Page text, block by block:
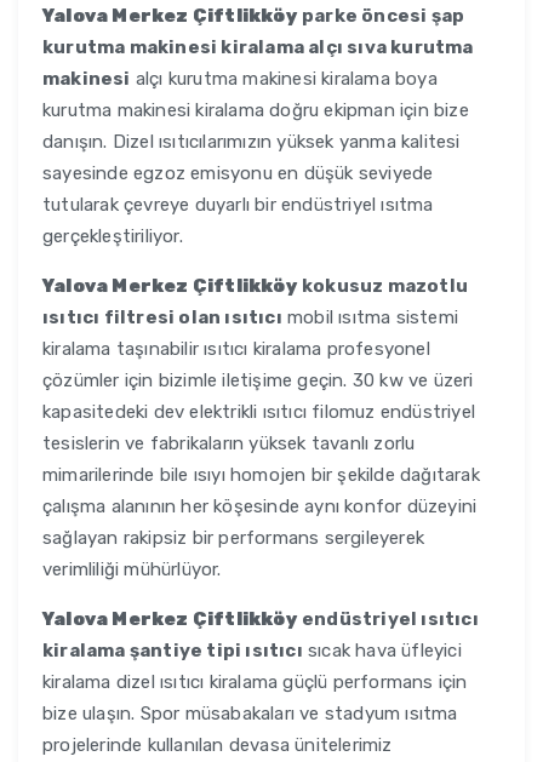
Yalova Merkez Çiftlikköyparke öncesi şap
kurutma makinesi kiralama alçı sıva kurutma
makinesi alçı kurutma makinesi kiralama boya
kurutma makinesi kiralama doğru ekipman için bize
danışın. Dizel ısıtıcılarımızın yüksek yanma kalitesi
sayesinde egzoz emisyonu en düşük seviyede
tutularak çevreye duyarlı bir endüstriyel ısıtma
gerçekleştiriliyor.
Yalova Merkez Çiftlikköykokusuz mazotlu
ısıtıcı filtresi olan ısıtıcı mobil ısıtma sistemi
kiralama taşınabilir ısıtıcı kiralama profesyonel
çözümler için bizimle iletişime geçin. 30 kw ve üzeri
kapasitedeki dev elektrikli ısıtıcı filomuz endüstriyel
tesislerin ve fabrikaların yüksek tavanlı zorlu
mimarilerinde bile ısıyı homojen bir şekilde dağıtarak
çalışma alanının her köşesinde aynı konfor düzeyini
sağlayan rakipsiz bir performans sergileyerek
verimliliği mühürlüyor.
Yalova Merkez Çiftlikköyendüstriyel ısıtıcı
kiralama şantiye tipi ısıtıcı sıcak hava üfleyici
kiralama dizel ısıtıcı kiralama güçlü performans için
bize ulaşın. Spor müsabakaları ve stadyum ısıtma
projelerinde kullanılan devasa ünitelerimiz